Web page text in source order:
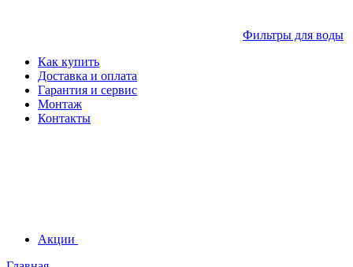
Фильтры для воды
Как купить
Доставка и оплата
Гарантия и сервис
Монтаж
Контакты
Акции